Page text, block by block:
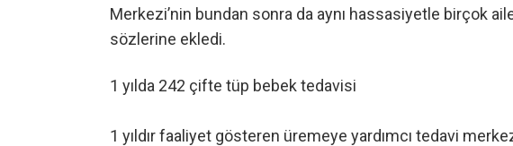
Merkezi’nin bundan sonra da aynı hassasiyetle birçok
sözlerine ekledi.
1 yılda 242 çifte tüp bebek tedavisi
1 yıldır faaliyet gösteren üremeye yardımcı tedavi